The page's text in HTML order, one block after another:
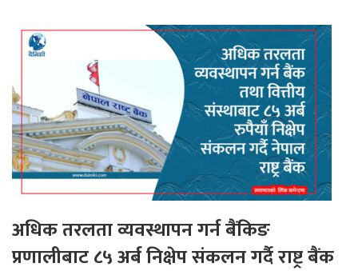
अधिक तरलता व्यवस्थापन गर्न बैंकिङ
प्रणालीबाट ८५ अर्ब निक्षेप संकलन गर्दै राष्ट्र बैंक